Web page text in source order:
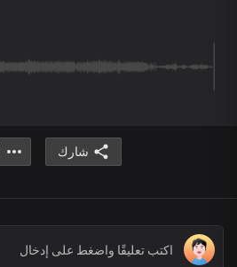
شارك